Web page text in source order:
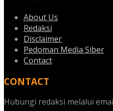
About Us
Redaksi
Disclaimer
Pedoman Media Siber
Contact
CONTACT
Hubungi redaksi melalui